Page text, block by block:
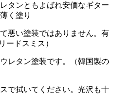
タンともよばれ安価なギター
く塗り
悪い塗装ではありません。有
ードスミス）
レタン塗装です。（韓国製の
で拭いてください。光沢も十